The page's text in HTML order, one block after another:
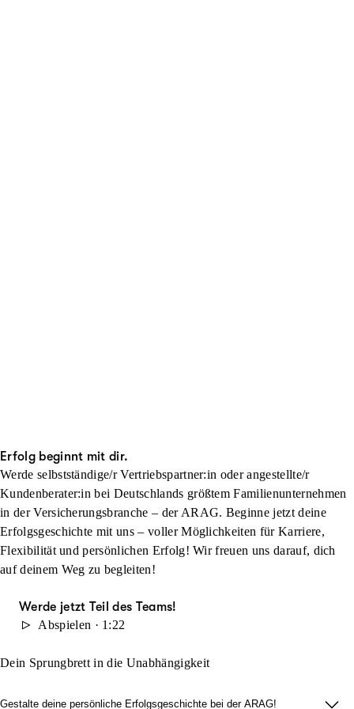
Erfolg beginnt mit dir.
Werde selbstständige/r Vertriebspartner:in oder angestellte/r
Kundenberater:in bei Deutschlands größtem Familienunternehmen
in der Versicherungsbranche – der ARAG. Beginne jetzt deine
Erfolgsgeschichte mit uns – voller Möglichkeiten für Karriere,
Flexibilität und persönlichen Erfolg! Wir freuen uns darauf, dich
auf deinem Weg zu begleiten!
Werde jetzt Teil des Teams!
Abspielen · 1:22
Dein Sprungbrett in die Unabhängigkeit
Gestalte deine persönliche Erfolgsgeschichte bei der ARAG!